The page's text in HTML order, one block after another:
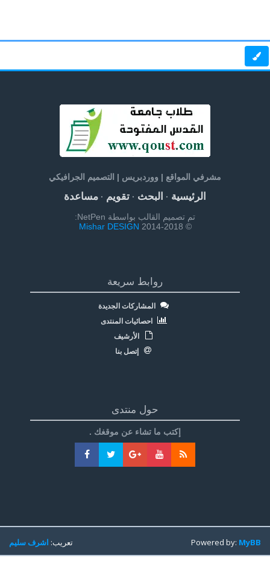
مشرفي المواقع | ووردبريس | التصميم الجرافيكي
الرئيسية· البحث· تقويم· مساعدة
تم تصميم القالب بواسطة NetPen:
© 2014-2018
Mishar DESIGN
روابط سريعة
المشاركات الجديدة
احصائيات المنتدى
الأرشيف
إتصل بنا
حول منتدى
إكتب ما تشاء عن موقغك .
تعريب:اشرف سليم Powered by:MyBB